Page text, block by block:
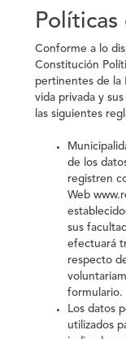
Conforme a lo
Constitución
pertinentes de la
vida privada y
las siguientes
de los
registren
Web
sus
efectuará
respecto
formulario.
Los datos
utilizados